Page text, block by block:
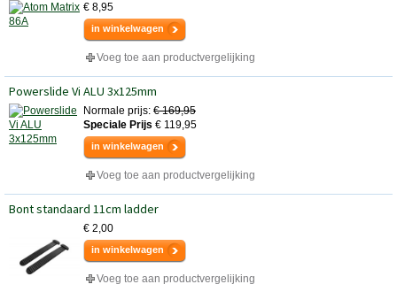
€ 8,95
in winkelwagen
Voeg toe aan productvergelijking
Powerslide Vi ALU 3x125mm
Normale prijs: € 169,95
Speciale Prijs € 119,95
in winkelwagen
Voeg toe aan productvergelijking
Bont standaard 11cm ladder
€ 2,00
in winkelwagen
Voeg toe aan productvergelijking